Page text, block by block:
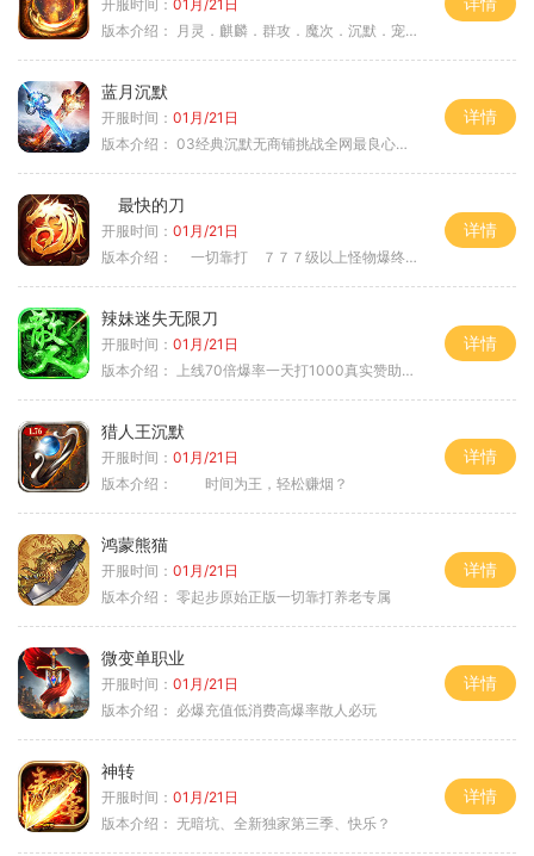
开服时间： 01月/21日
版本介绍：
月灵．麒麟．群攻．魔次．沉默．宠物．暗黑
蓝月沉默
开服时间： 01月/21日
版本介绍： 03经典沉默无商铺挑战全网最良心沉默
详情
最快的刀
开服时间： 01月/21日
版本介绍：
一切靠打 ７７７级以上怪物爆终极
详情
辣妹迷失无限刀
开服时间： 01月/21日
版本介绍：
上线70倍爆率一天打1000真实赞助一夜终
详情
猎人王沉默
开服时间： 01月/21日
版本介绍：
时间为王，轻松赚烟？
详情
鸿蒙熊猫
开服时间： 01月/21日
版本介绍： 零起步原始正版一切靠打养老专属
详情
微变单职业
开服时间： 01月/21日
版本介绍： 必爆充值低消费高爆率散人必玩
详情
神转
开服时间： 01月/21日
版本介绍： 无暗坑、全新独家第三季、快乐？
详情